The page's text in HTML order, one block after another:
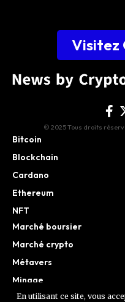
En utilisant ce site, vous
Visitez
© 2025 Tous droits
Bitcoin
Blockchain
Cardano
Ethereum
NFT
Marché boursier
Marché crypto
Métavers
Minage
Réglementation